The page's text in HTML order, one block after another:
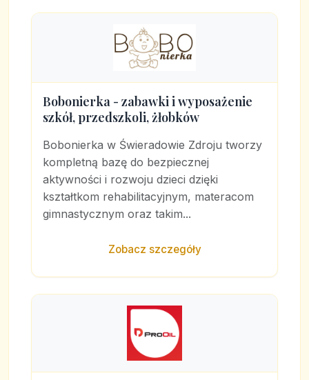
Bobonierka - zabawki i wyposażenie
szkół, przedszkoli, żłobków
Bobonierka w Świeradowie Zdroju tworzy
kompletną bazę do bezpiecznej
aktywności i rozwoju dzieci dzięki
kształtkom rehabilitacyjnym, materacom
gimnastycznym oraz takim...
Zobacz szczegóły